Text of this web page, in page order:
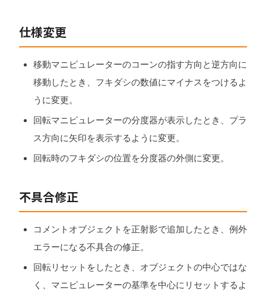
仕様変更
移動マニピュレーターのコーンの指す方向と逆方向に
移動したとき、フキダシの数値にマイナスをつけるよ
うに変更。
回転マニピュレーターの分度器が表示したとき、プラ
ス方向に矢印を表示するように変更。
回転時のフキダシの位置を分度器の外側に変更。
不具合修正
コメントオブジェクトを正射影で追加したとき、例外
エラーになる不具合の修正。
回転リセットをしたとき、オブジェクトの中心ではな
く、マニピュレーターの基準を中心にリセットするよ